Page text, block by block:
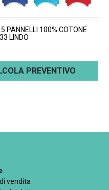
PANNELLI 100% COTONE
LINDO
PREVENTIVO
vendita